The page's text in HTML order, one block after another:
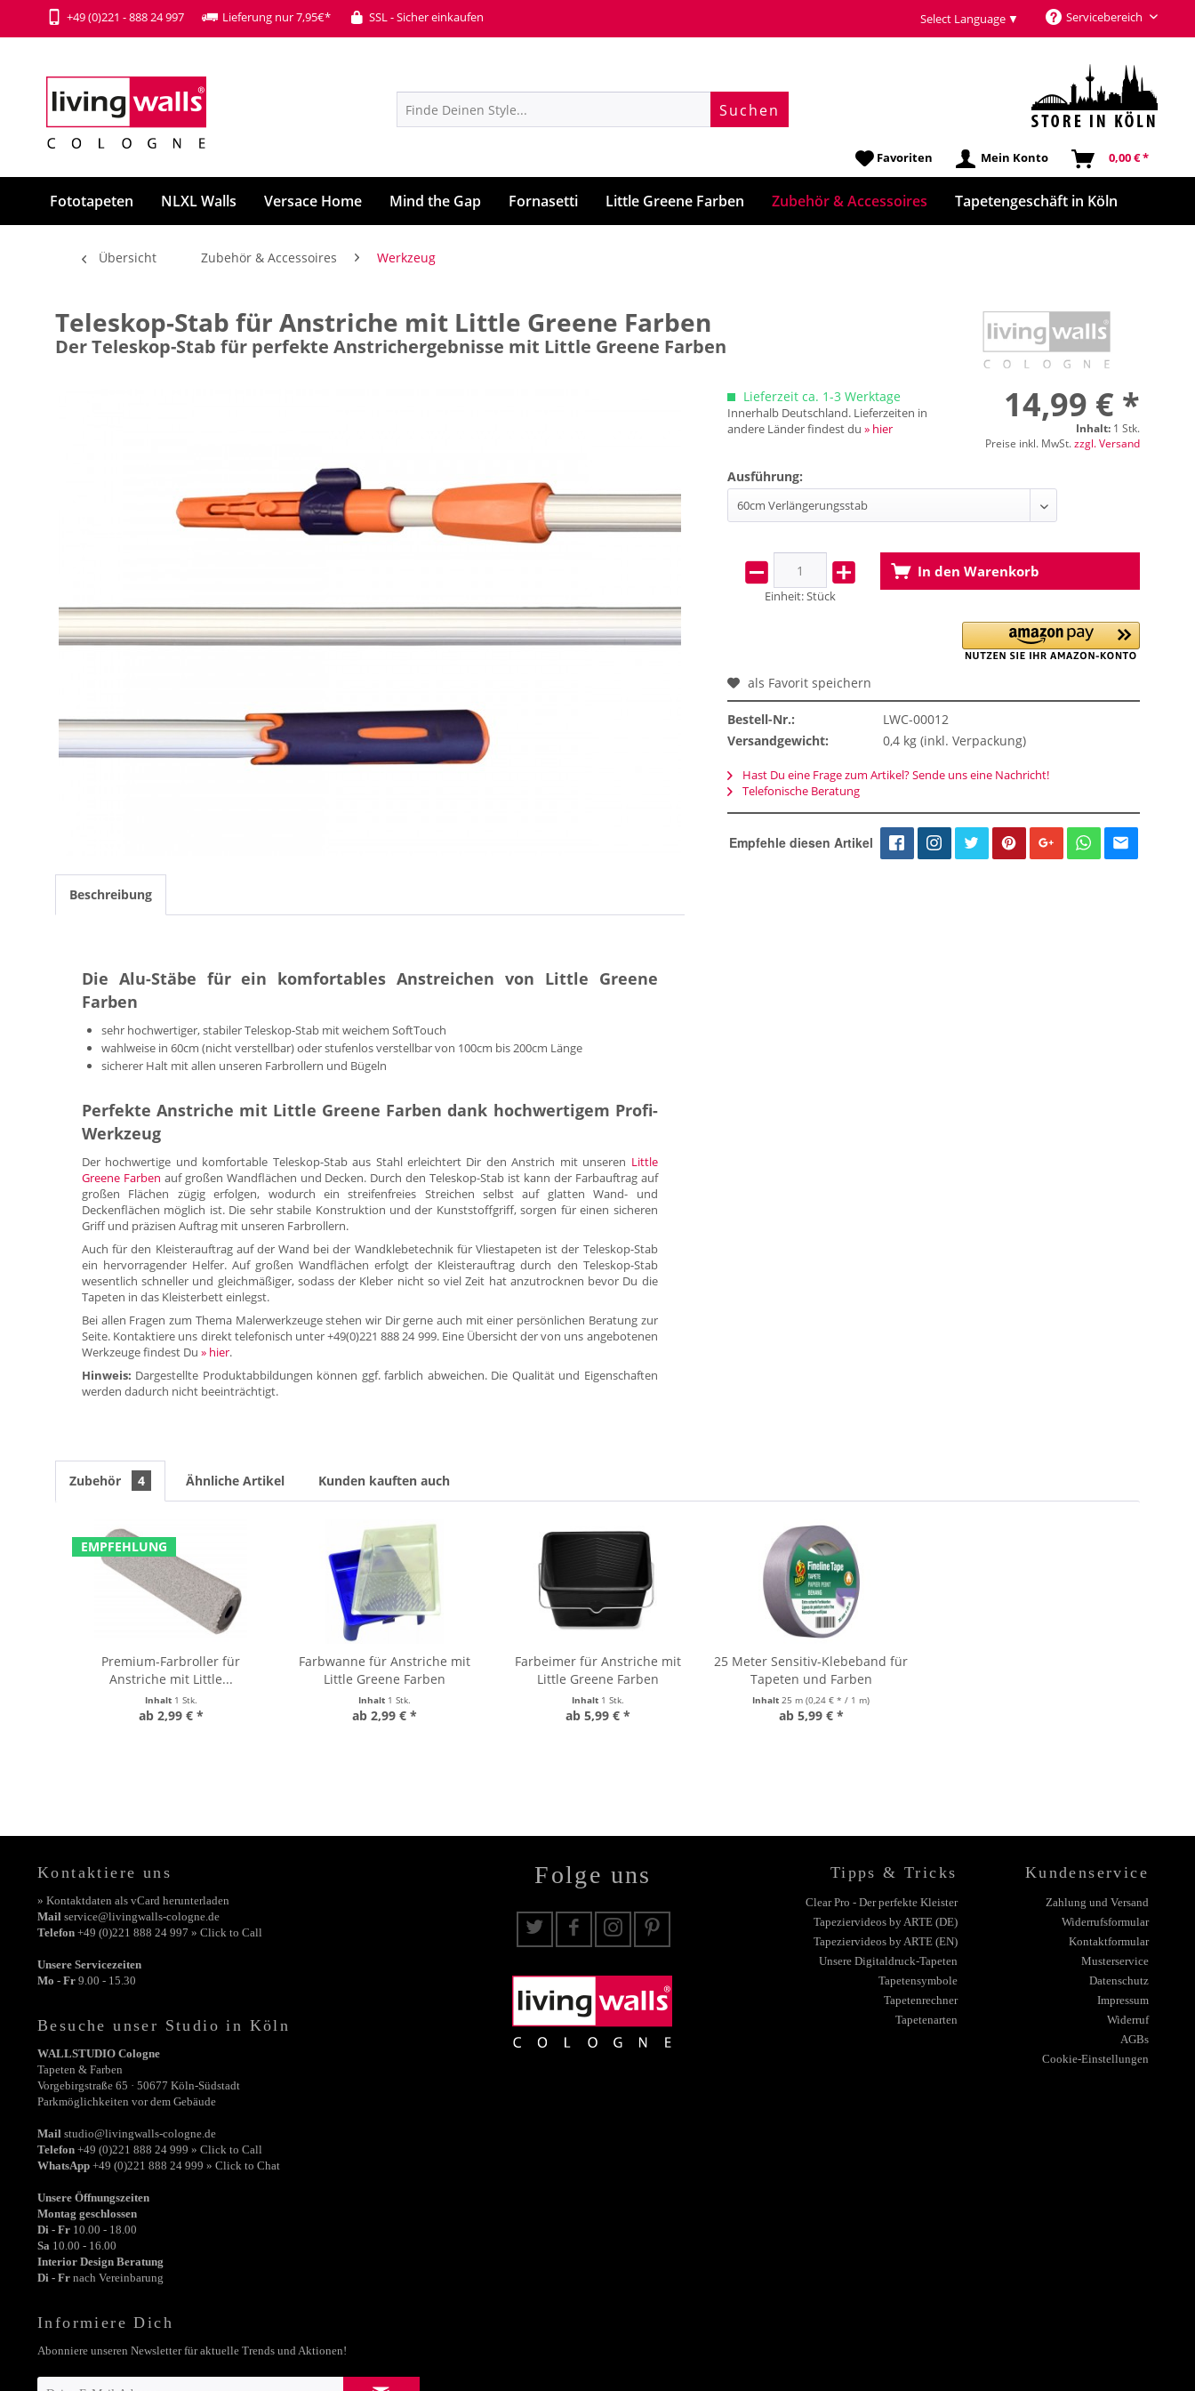
+49 (0)221 - 888 24 997 Lieferung nur 7,95€* SSL - Sicher einkaufen Servicebereich
Select Language ▼
Suchen
Favoriten Mein Konto 0,00 € *
Fototapeten NLXL Walls Versace Home Mind the Gap Fornasetti Little Greene Farben Zubehör & Accessoires Tapetengeschäft in Köln
Übersicht Zubehör & Accessoires Werkzeug
Teleskop-Stab für Anstriche mit Little Greene Farben
Der Teleskop-Stab für perfekte Anstrichergebnisse mit Little Greene Farben
Lieferzeit ca. 1-3 Werktage
Innerhalb Deutschland. Lieferzeiten in
andere Länder findest du» hier
14,99 € *
Inhalt: 1 Stk.
Preise inkl. MwSt.zzgl. Versand
Ausführung:
Einheit:Stück
In den Warenkorb
als Favorit speichern
Bestell-Nr.:
LWC-00012
Versandgewicht:
0,4 kg (inkl. Verpackung)
Hast Du eine Frage zum Artikel? Sende uns eine Nachricht!
Telefonische Beratung
Empfehle diesen Artikel
Beschreibung
Die Alu-Stäbe für ein komfortables Anstreichen von Little Greene
Farben
sehr hochwertiger, stabiler Teleskop-Stab mit weichem SoftTouch
wahlweise in 60cm (nicht verstellbar) oder stufenlos verstellbar von 100cm bis 200cm Länge
sicherer Halt mit allen unseren Farbrollern und Bügeln
Perfekte Anstriche mit Little Greene Farben dank hochwertigem Profi-
Werkzeug
Der hochwertige und komfortable Teleskop-Stab aus Stahl erleichtert Dir den Anstrich mit unseren Little
Greene Farben auf großen Wandflächen und Decken. Durch den Teleskop-Stab ist kann der Farbauftrag auf
großen Flächen zügig erfolgen, wodurch ein streifenfreies Streichen selbst auf glatten Wand- und
Deckenflächen möglich ist. Die sehr stabile Konstruktion und der Kunststoffgriff, sorgen für einen sicheren
Griff und präzisen Auftrag mit unseren Farbrollern.
Auch für den Kleisterauftrag auf der Wand bei der Wandklebetechnik für Vliestapeten ist der Teleskop-Stab
ein hervorragender Helfer. Auf großen Wandflächen erfolgt der Kleisterauftrag durch den Teleskop-Stab
wesentlich schneller und gleichmäßiger, sodass der Kleber nicht so viel Zeit hat anzutrocknen bevor Du die
Tapeten in das Kleisterbett einlegst.
Bei allen Fragen zum Thema Malerwerkzeuge stehen wir Dir gerne auch mit einer persönlichen Beratung zur
Seite. Kontaktiere uns direkt telefonisch unter +49(0)221 888 24 999. Eine Übersicht der von uns angebotenen
Werkzeuge findest Du » hier.
Hinweis: Dargestellte Produktabbildungen können ggf. farblich abweichen. Die Qualität und Eigenschaften
werden dadurch nicht beeinträchtigt.
Zubehör 4 Ähnliche Artikel Kunden kauften auch
EMPFEHLUNG
Premium-Farbroller für
Anstriche mit Little...
Inhalt 1 Stk.
ab 2,99 € *
Farbwanne für Anstriche mit
Little Greene Farben
Inhalt 1 Stk.
ab 2,99 € *
Farbeimer für Anstriche mit
Little Greene Farben
Inhalt 1 Stk.
ab 5,99 € *
25 Meter Sensitiv-Klebeband für
Tapeten und Farben
Inhalt 25 m (0,24 € * / 1 m)
ab 5,99 € *
Kontaktiere uns
» Kontaktdaten als vCard herunterladen
Mail service@livingwalls-cologne.de
Telefon +49 (0)221 888 24 997 » Click to Call
Unsere Servicezeiten
Mo - Fr 9.00 - 15.30
Besuche unser Studio in Köln
WALLSTUDIO Cologne
Tapeten & Farben
Vorgebirgstraße 65 · 50677 Köln-Südstadt
Parkmöglichkeiten vor dem Gebäude
Mail studio@livingwalls-cologne.de
Telefon +49 (0)221 888 24 999 » Click to Call
WhatsApp +49 (0)221 888 24 999 » Click to Chat
Unsere Öffnungszeiten
Montag geschlossen
Di - Fr 10.00 - 18.00
Sa 10.00 - 16.00
Interior Design Beratung
Di - Fr nach Vereinbarung
Informiere Dich
Abonniere unseren Newsletter für aktuelle Trends und Aktionen!
Tipps & Tricks
Clear Pro - Der perfekte Kleister
Tapeziervideos by ARTE (DE)
Tapeziervideos by ARTE (EN)
Unsere Digitaldruck-Tapeten
Tapetensymbole
Tapetenrechner
Tapetenarten
Kundenservice
Zahlung und Versand
Widerrufsformular
Kontaktformular
Musterservice
Datenschutz
Impressum
Widerruf
AGBs
Cookie-Einstellungen
Folge uns